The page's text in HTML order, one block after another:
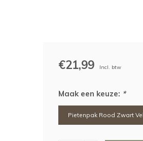
€21,99 Incl. btw
Maak een keuze: *
Pietenpak Rood Zwart